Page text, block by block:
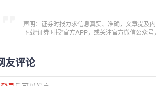
声明：证券时报力求信息真实、准确，文章提及
下载“证券时报”官方APP，或关注官方微信公众
友评论